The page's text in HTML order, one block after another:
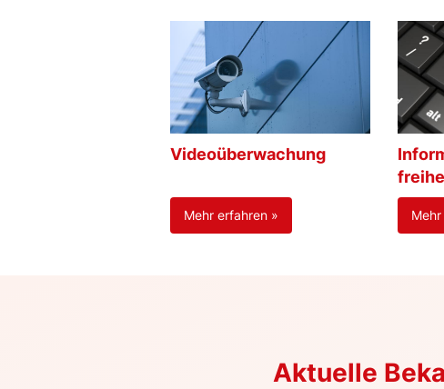
Videoüberwachung
Mehr erfahren »
Aktuelle